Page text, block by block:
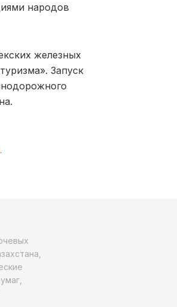
народов
железных
Запуск
.